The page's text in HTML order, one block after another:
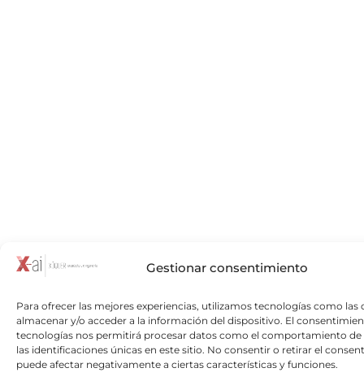
Gestionar consentimiento
Para ofrecer las mejores experiencias, utilizamos tecnologías como las
almacenar y/o acceder a la información del dispositivo. El
tecnologías nos permitirá procesar datos como el comportamiento de
las identificaciones únicas en este sitio. No consentir o retirar el
puede afectar negativamente a ciertas características y funciones.